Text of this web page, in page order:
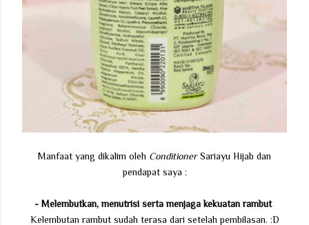
Manfaat yang dikalim oleh ConditionerSariayu Hijab dan
pendapat saya :
- Melembutkan,menutrisi serta menjaga kekuatan rambut
Kelembutan rambut sudah terasa dari setelah pembilasan. :D